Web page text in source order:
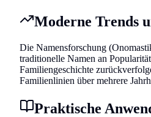
Moderne Trends
Die Namensforschung
traditionelle Namen an
Familiengeschichte
Familienlinien über mehrere
Praktische